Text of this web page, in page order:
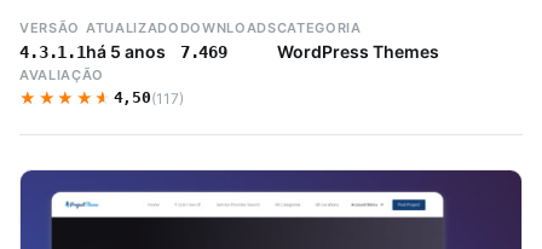
VERSÃO
4.3.1.1
ATUALIZADO
há 5 anos
DOWNLOADS
7.469
CATEGORIA
WordPress Themes
AVALIAÇÃO
★★★★★
★★★★★ 4,50(117)